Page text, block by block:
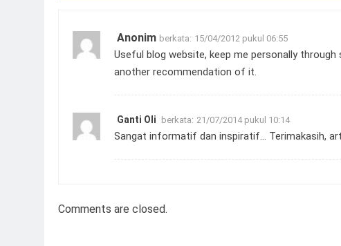
Anonim berkata: 15/04/2012 pukul 06:55
Useful blog website, keep me personally
another recommendation of it.
Ganti Oli berkata: 21/07/2014 pukul 10:14
Sangat informatif dan inspiratif… Terimakasih,
Comments are closed.